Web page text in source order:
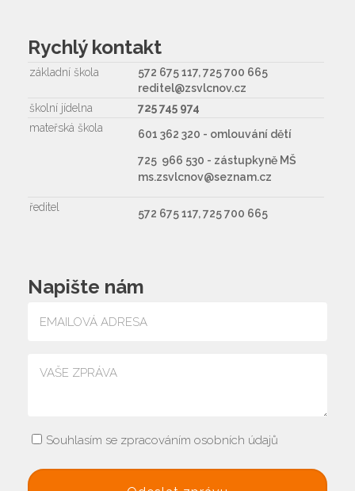
Rychlý kontakt
základní škola
572 675 117, 725 700 665
reditel@zsvlcnov.cz
školní jídelna
725 745 974
mateřská škola
601 362 320 - omlouvání dětí
725 966 530 - zástupkyně MŠ
ms.zsvlcnov@seznam.cz
ředitel 572 675 117, 725 700 665
Napište nám
Souhlasím se zpracováním osobních údajů